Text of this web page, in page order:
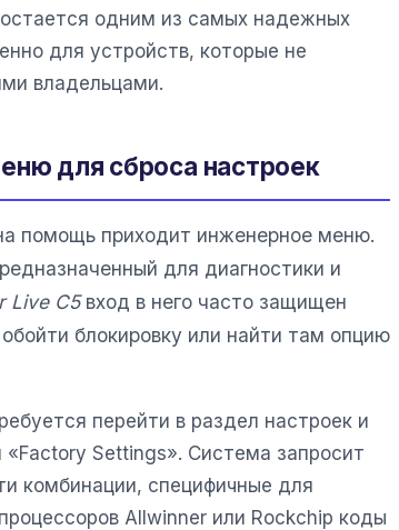
одним из самых надежных
для устройств, которые не
владельцами.
для сброса настроек
помощь приходит инженерное меню.
для диагностики и
Live C5вход в него часто защищен
блокировку или найти там опцию
перейти в раздел настроек и
Settings». Система запросит
комбинации, специфичные для
Allwinner или Rockchip коды